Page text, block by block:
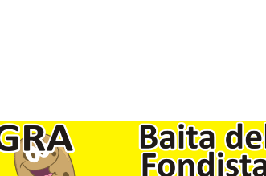
Copyright © 2017 - 2021 LuinoNotizie